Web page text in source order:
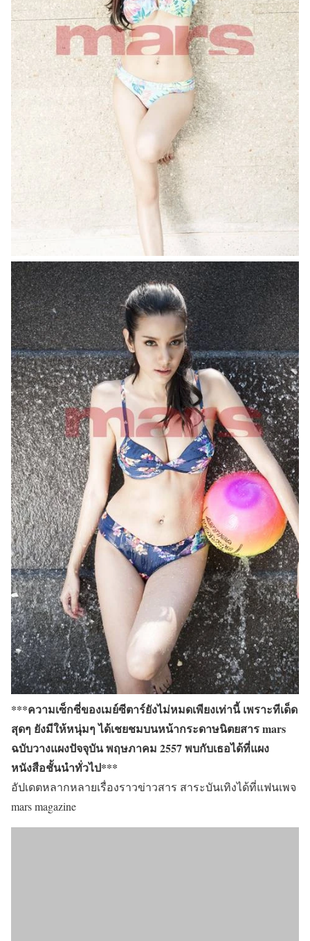
***ความเซ็กซี่ของเมย์ซีตาร์ยังไม่หมดเพียงเท่านี้ เพราะทีเด็ด
สุดๆ ยังมีให้หนุ่มๆ ได้เชยชมบนหน้ากระดาษนิตยสารmars
ฉบับวางแผงปัจจุบัน พฤษภาคม 2557 พบกับเธอได้ที่แผง
หนังสือชั้นนำทั่วไป***
อัปเดตหลากหลายเรื่องราวข่าวสาร สาระบันเทิงได้ที่แฟนเพจ
mars magazine